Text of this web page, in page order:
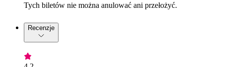
Tych biletów nie można anulować ani przełożyć.
Recenzje